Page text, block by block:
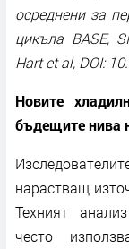
осреднени за
цикъла BASE,
Hart et al, DOI:
Новите
бъдещите нива
нарастващ
Техният
често